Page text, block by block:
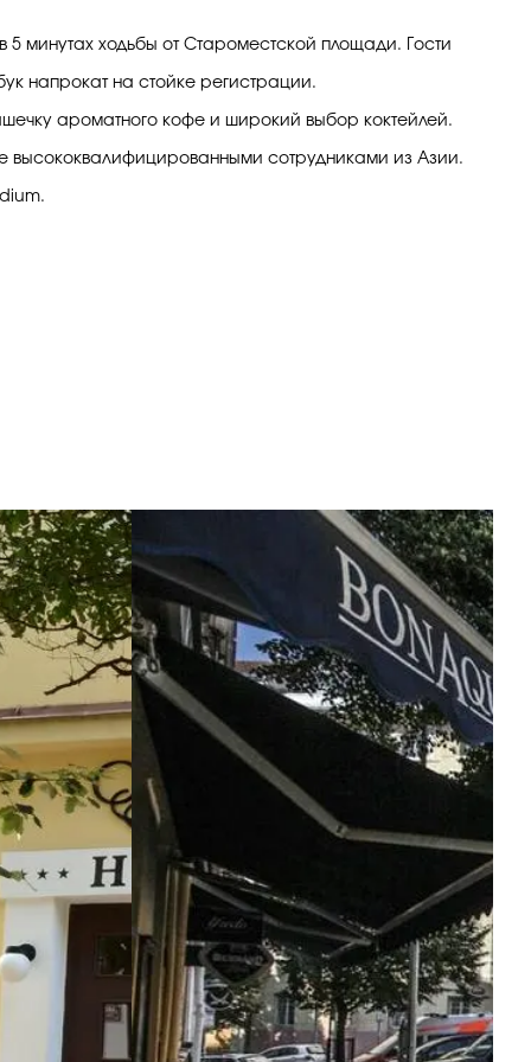
5 минутах ходьбы от Староместской площади. Гости
напрокат на стойке регистрации.
ароматного кофе и широкий выбор коктейлей.
высококвалифицированными сотрудниками из Азии.